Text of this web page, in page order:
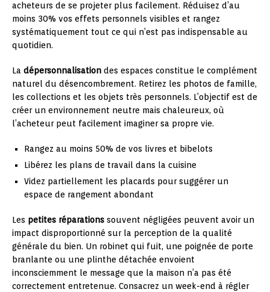
acheteurs de se projeter plus facilement. Réduisez d’au
moins 30% vos effets personnels visibles et rangez
systématiquement tout ce qui n’est pas indispensable au
quotidien.
La dépersonnalisation des espaces constitue le complément
naturel du désencombrement. Retirez les photos de famille,
les collections et les objets très personnels. L’objectif est de
créer un environnement neutre mais chaleureux, où
l’acheteur peut facilement imaginer sa propre vie.
Rangez au moins 50% de vos livres et bibelots
Libérez les plans de travail dans la cuisine
Videz partiellement les placards pour suggérer un
espace de rangement abondant
Les petites réparations souvent négligées peuvent avoir un
impact disproportionné sur la perception de la qualité
générale du bien. Un robinet qui fuit, une poignée de porte
branlante ou une plinthe détachée envoient
inconsciemment le message que la maison n’a pas été
correctement entretenue. Consacrez un week-end à régler